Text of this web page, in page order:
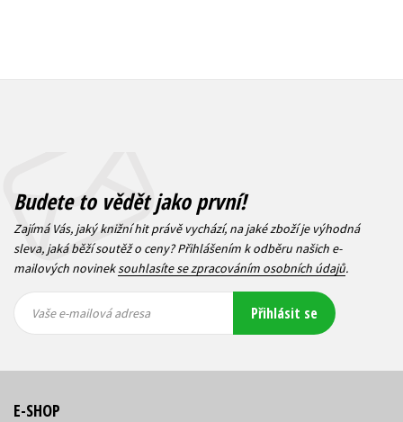
Budete to vědět jako první!
Zajímá Vás, jaký knižní hit právě vychází, na jaké zboží je výhodná
sleva, jaká běží soutěž o ceny? Přihlášením k odběru našich e-
mailových novineksouhlasíte se zpracováním osobních údajů.
mailová
mailová
Vaše e-mailová adresa Přihlásit se
E-SHOP